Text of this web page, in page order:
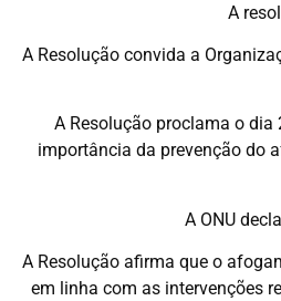
A
A Resolução convida a
A Resolução proclama o dia
importância da prevenção do
A ONU
A Resolução afirma que o
em linha com as intervenções